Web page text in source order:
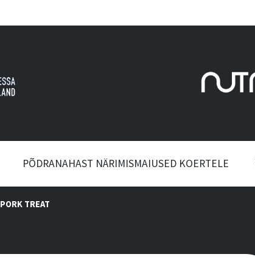
PÕDRANAHAST NÄRIMISMAIUSED KOERTELE
PORK TREAT